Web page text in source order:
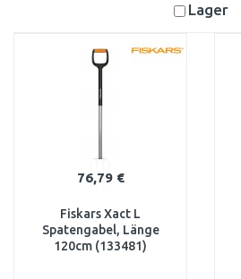
Lager
76,79 €
Fiskars Xact L
Spatengabel, Länge
120cm (133481)